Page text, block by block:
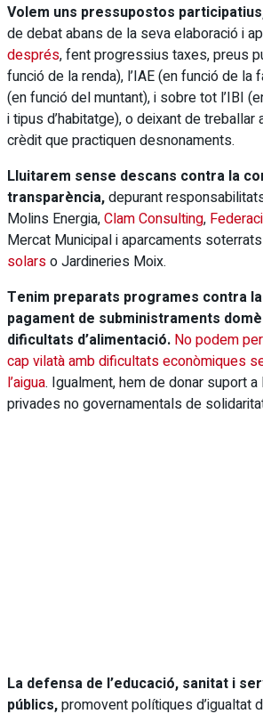
Volem uns pressupostos
de debat abans de la seva elaboració i
després, fent progressius taxes, preus
funció de la renda), l’IAE (en funció de la
(en funció del muntant), i sobre tot l’IBI
i tipus d’habitatge), o deixant de
crèdit que practiquen desnonaments.
Lluitarem sense descans contra la
transparència,depurant
Molins Energia,Clam Consulting,
Mercat Municipal i aparcaments
solarso Jardineries Moix.
Tenim preparats programes contra
pagament de subministraments
dificultats d’alimentació. No podem
cap vilatà amb dificultats econòmiques
l’aigua. Igualment, hem de donar suport
privades no governamentals de
La defensa de l’educació, sanitat i
públics,promovent polítiques d’igualtat